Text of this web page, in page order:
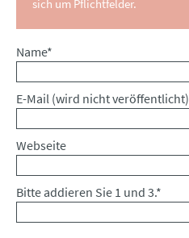
sich um Pflichtfelder.
Pflichtfeld
Name*
Pflichtfeld
E-Mail (wird nicht veröffentlicht)
Webseite
Bitte addieren Sie 1 und 3.*